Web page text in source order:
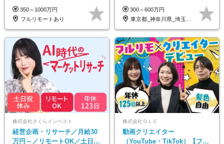
し／年間休日125日／髪・服・
ネイル自由／研修充実で安心
350～1000万円
フルリモートあり
くて大丈夫★超大手リクルー
トグループの正社員/sg
300～600万円
東京都_神奈川県_埼玉県_千葉県_大阪府…
株式会社さくらインベスト
経営企画・リサーチ／月給30
万円～／リモートOK／土日祝
株式会社ＯＬＣ
動画クリエイター
（YouTube・TikTok）【フレ